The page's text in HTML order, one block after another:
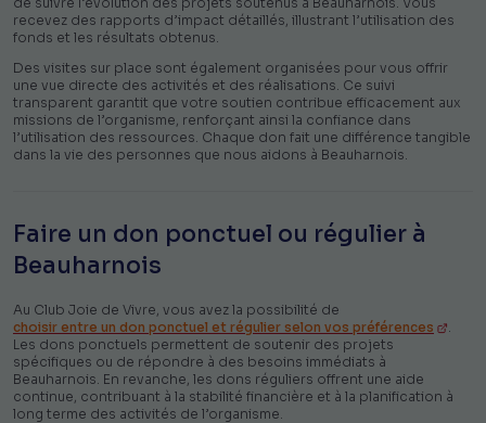
recevez des rapports d’impact détaillés, illustrant l’utilisation des
fonds et les résultats obtenus.
Des visites sur place sont également organisées pour vous offrir
une vue directe des activités et des réalisations. Ce suivi
transparent garantit que votre soutien contribue efficacement aux
missions de l’organisme, renforçant ainsi la confiance dans
l’utilisation des ressources. Chaque don fait une différence tangible
dans la vie des personnes que nous aidons à Beauharnois.
Faire un don ponctuel ou régulier à
Beauharnois
Au Club Joie de Vivre, vous avez la possibilité de
choisir entre un don ponctuel et régulier selon vos préférences
Les dons ponctuels permettent de soutenir des projets
spécifiques ou de répondre à des besoins immédiats à
Beauharnois. En revanche, les dons réguliers offrent une aide
continue, contribuant à la stabilité financière et à la planification à
long terme des activités de l’organisme.